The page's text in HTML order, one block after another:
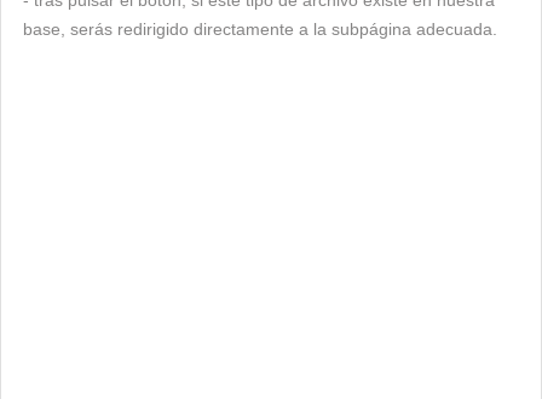
base, serás redirigido directamente a la subpágina adecuada.